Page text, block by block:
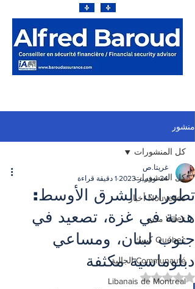
منشور
كل المنشورات
Nouvelles أخبار
Villes مدن
Québec كيبيك
Communauté الجالية
Libanais de Montreal
كل المنشورات
تطورات الشرق الأوسط:
هدنة في غزة، تصعيد في
جنوب لبنان، ومساعي
دبلوماسية مكثفة
غريتا.ص
24 نوفمبر 2023
1 دقيقة قراءة
تم التقييم بـ ليس رقمًا من أصل 5 نجوم.